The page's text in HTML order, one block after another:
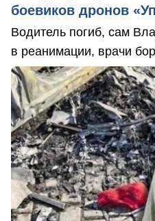
боевиков дронов
Водитель погиб, сам
в реанимации, врачи